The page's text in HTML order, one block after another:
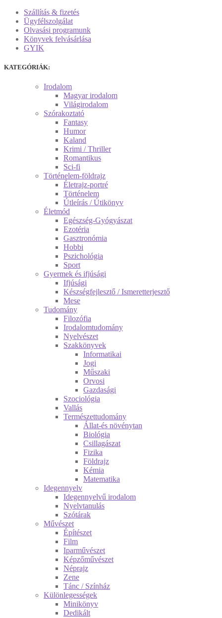
Szállítás & fizetés
Ügyfélszolgálat
Olvasási programunk
Könyvek felvásárlása
GYIK
KATEGÓRIÁK:
Irodalom
Magyar irodalom
Világirodalom
Szórakoztató
Fantasy
Humor
Kaland
Krimi / Thriller
Romantikus
Sci-fi
Történelem-földrajz
Életrajz-portré
Történelem
Útleírás / Útikönyv
Életmód
Egészség-Gyógyászat
Ezotéria
Gasztronómia
Hobbi
Pszichológia
Sport
Gyermek és ifjúsági
Ifjúsági
Készségfejlesztő / Ismeretterjesztő
Mese
Tudomány
Filozófia
Irodalomtudomány
Nyelvészet
Szakkönyvek
Informatikai
Jogi
Műszaki
Orvosi
Gazdasági
Szociológia
Vallás
Természettudomány
Állat-és növénytan
Biológia
Csillagászat
Fizika
Földrajz
Kémia
Matematika
Idegennyelv
Idegennyelvű irodalom
Nyelvtanulás
Szótárak
Művészet
Építészet
Film
Iparművészet
Képzőművészet
Néprajz
Zene
Tánc / Színház
Különlegességek
Minikönyv
Dedikált